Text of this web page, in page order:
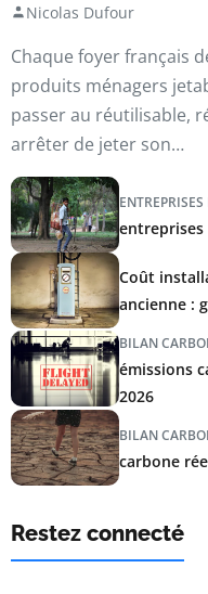
Nicolas Dufour
Chaque foyer français
produits ménagers
passer au réutilisable,
arrêter de jeter son…
ENTREPRISES
entreprises
Coût
ancienne :
BILAN
émissions
2026
BILAN
carbone
Restez connecté